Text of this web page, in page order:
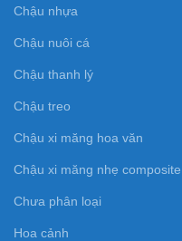
Chậu nhựa
Chậu nuôi cá
Chậu thanh lý
Chậu treo
Chậu xi măng hoa văn
Chậu xi măng nhẹ composite
Chưa phân loại
Hoa cảnh